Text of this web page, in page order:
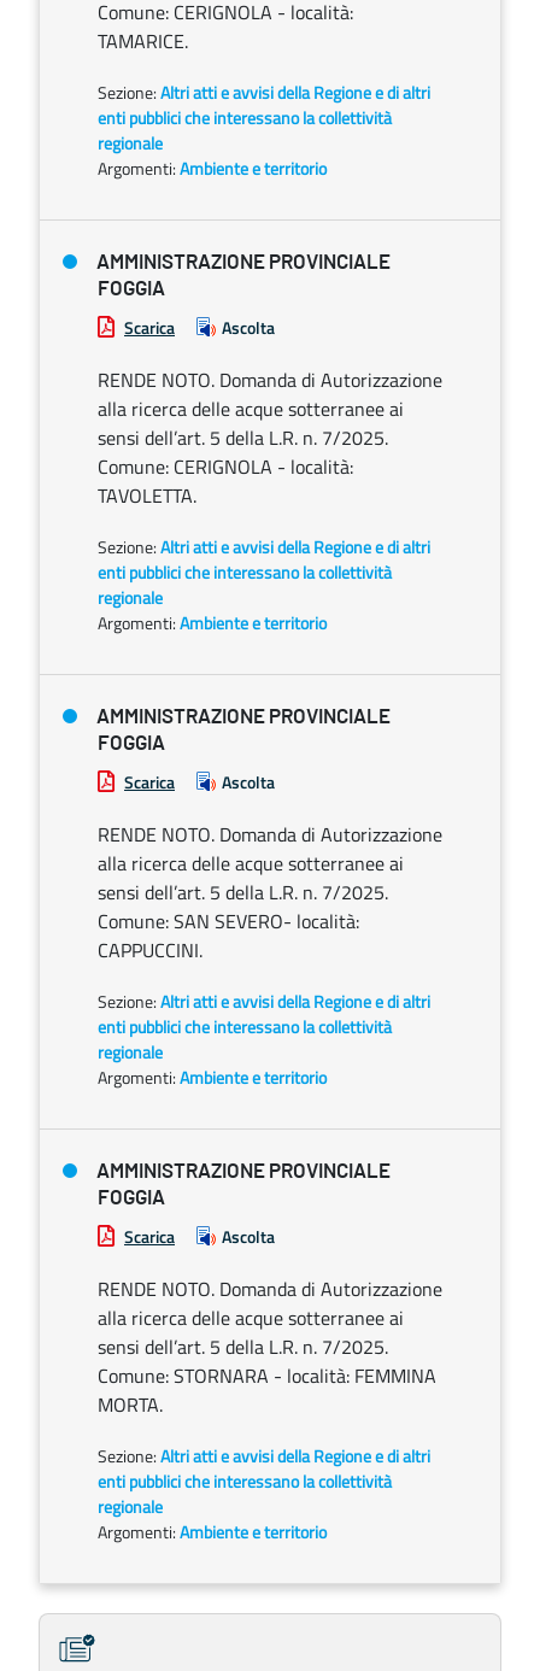
Comune: CERIGNOLA - località:
TAMARICE.
Sezione:Altri atti e avvisi della Regione e di altri
enti pubblici che interessano la collettività
regionale
Argomenti:Ambiente e territorio
AMMINISTRAZIONE PROVINCIALE
FOGGIA
Scarica Ascolta
RENDE NOTO. Domanda di Autorizzazione
alla ricerca delle acque sotterranee ai
sensi dell’art. 5 della L.R. n. 7/2025.
Comune: CERIGNOLA - località:
TAVOLETTA.
Sezione:Altri atti e avvisi della Regione e di altri
enti pubblici che interessano la collettività
regionale
Argomenti:Ambiente e territorio
AMMINISTRAZIONE PROVINCIALE
FOGGIA
Scarica Ascolta
RENDE NOTO. Domanda di Autorizzazione
alla ricerca delle acque sotterranee ai
sensi dell’art. 5 della L.R. n. 7/2025.
Comune: SAN SEVERO- località:
CAPPUCCINI.
Sezione:Altri atti e avvisi della Regione e di altri
enti pubblici che interessano la collettività
regionale
Argomenti:Ambiente e territorio
AMMINISTRAZIONE PROVINCIALE
FOGGIA
Scarica Ascolta
RENDE NOTO. Domanda di Autorizzazione
alla ricerca delle acque sotterranee ai
sensi dell’art. 5 della L.R. n. 7/2025.
Comune: STORNARA - località: FEMMINA
MORTA.
Sezione:Altri atti e avvisi della Regione e di altri
enti pubblici che interessano la collettività
regionale
Argomenti:Ambiente e territorio